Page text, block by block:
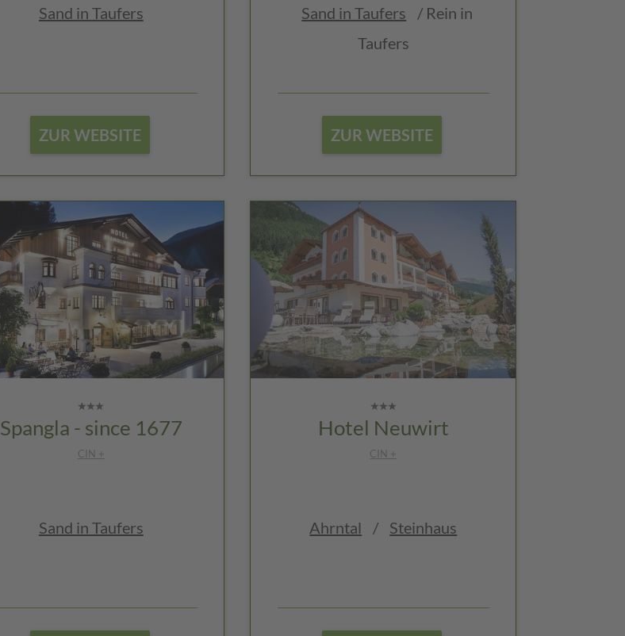
Sand in Taufers
ZUR WEBSITE
Sand in Taufers
/ Rein in
Taufers
ZUR WEBSITE
Spangla - since 1677
CIN +
Sand in Taufers
Hotel Neuwirt
CIN +
Ahrntal / Steinhaus